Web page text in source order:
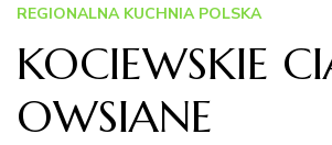
REGIONALNA KUCHNIA POLSKA
KOCIEWSKIE
OWSIANE